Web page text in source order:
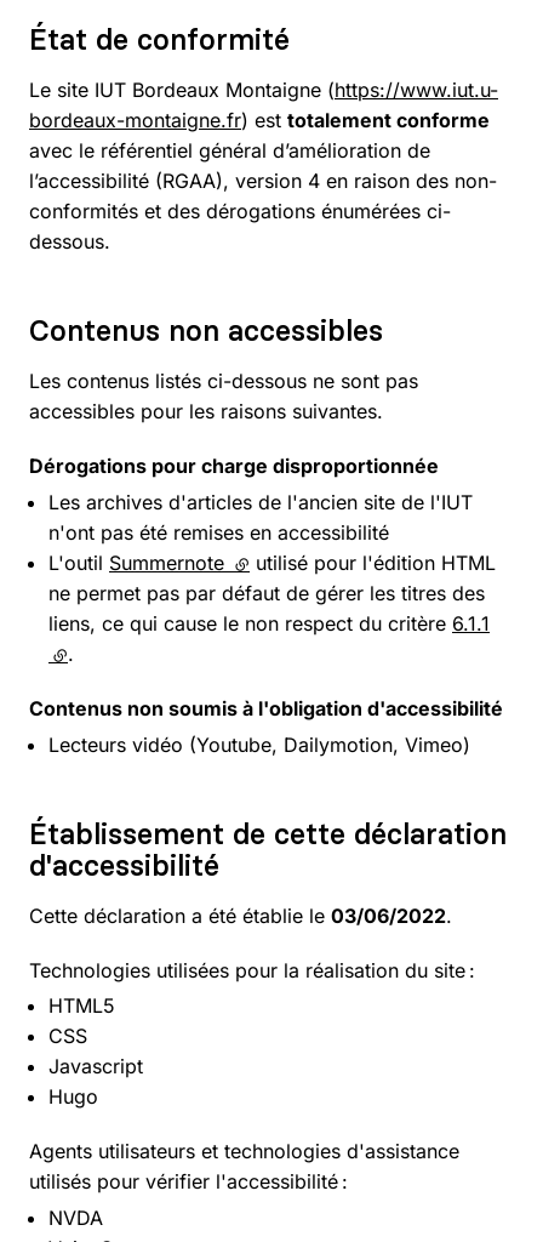
État de conformité
Le site IUT Bordeaux Montaigne (https://www.iut.u-
bordeaux-montaigne.fr) est totalement conforme
avec le référentiel général d’amélioration de
l’accessibilité (RGAA), version 4 en raison des non-
conformités et des dérogations énumérées ci-
dessous.
Contenus non accessibles
Les contenus listés ci-dessous ne sont pas
accessibles pour les raisons suivantes.
Dérogations pour charge disproportionnée
Les archives d'articles de l'ancien site de l'IUT
n'ont pas été remises en accessibilité
L'outil Summernote (lien externe)
utilisé pour l'édition HTML
ne permet pas par défaut de gérer les titres des
liens, ce qui cause le non respect du critère 6.1.1
(lien externe)
.
Contenus non soumis à l'obligation d'accessibilité
Lecteurs vidéo (Youtube, Dailymotion, Vimeo)
Établissement de cette déclaration
d'accessibilité
Cette déclaration a été établie le 03/06/2022.
Technologies utilisées pour la réalisation du site :
HTML5
CSS
Javascript
Hugo
Agents utilisateurs et technologies d'assistance
utilisés pour vérifier l'accessibilité :
NVDA